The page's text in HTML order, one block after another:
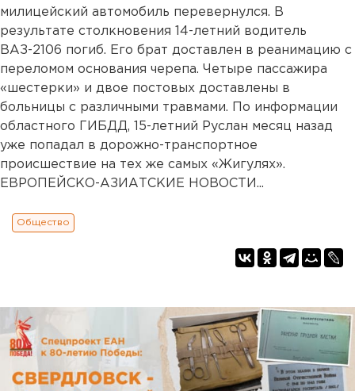
милицейский автомобиль перевернулся. В
результате столкновения 14-летний водитель
ВАЗ-2106 погиб. Его брат доставлен в реанимацию с
переломом основания черепа. Четыре пассажира
«шестерки» и двое постовых доставлены в
больницы с различными травмами. По информации
областного ГИБДД, 15-летний Руслан месяц назад
уже попадал в дорожно-транспортное
происшествие на тех же самых «Жигулях».
ЕВРОПЕЙСКО-АЗИАТСКИЕ НОВОСТИ...
Общество